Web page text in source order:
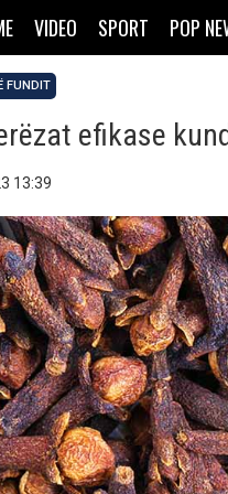
VIDEO SPORT POP
FUNDIT
efikase
13:39